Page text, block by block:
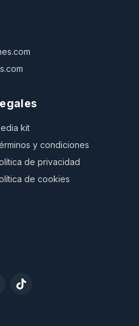
kit
y condiciones
de privacidad
de cookies